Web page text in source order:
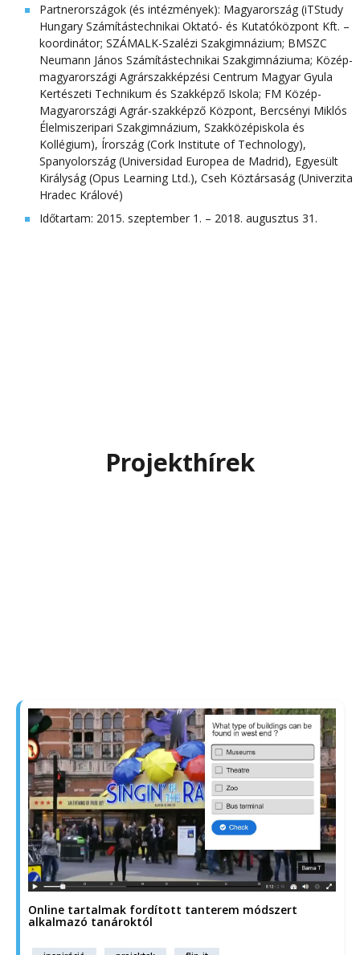
Partnerországok (és intézmények): Magyarország (iTStudy
Hungary Számítástechnikai Oktató- és Kutatóközpont Kft. –
koordinátor; SZÁMALK-Szalézi Szakgimnázium; BMSZC
Neumann János Számítástechnikai Szakgimnáziuma; Közép-
magyarországi Agrárszakképzési Centrum Magyar Gyula
Kertészeti Technikum és Szakképző Iskola; FM Közép-
Magyarországi Agrár-szakképző Központ, Bercsényi Miklós
Élelmiszeripari Szakgimnázium, Szakközépiskola és
Kollégium), Írország (Cork Institute of Technology),
Spanyolország (Universidad Europea de Madrid), Egyesült
Királyság (Opus Learning Ltd.), Cseh Köztársaság (Univerzita
Hradec Králové)
Időtartam: 2015. szeptember 1. – 2018. augusztus 31.
Projekthírek
Online tartalmak fordított tanterem módszert
alkalmazó tanároktól